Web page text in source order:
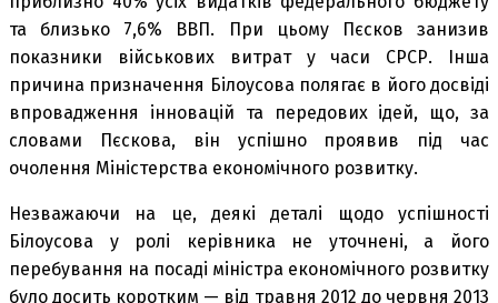
та близько 7,6% ВВП. При цьому Пєсков занизив
показники військових витрат у часи СРСР. Інша
причина призначення Білоусова полягає в його досвіді
впровадження інновацій та передових ідей, що, за
словами Пєскова, він успішно проявив під час
очолення Міністерства економічного розвитку.
Незважаючи на це, деякі деталі щодо успішності
Білоусова у ролі керівника не уточнені, а його
перебування на посаді міністра економічного розвитку
було досить коротким — від травня 2012 до червня 2013